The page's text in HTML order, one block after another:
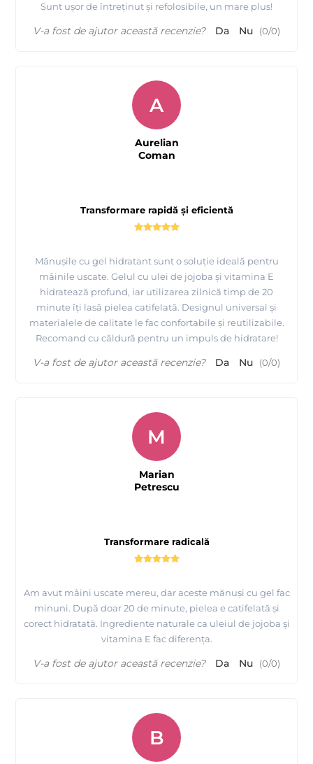
Sunt ușor de întreținut și refolosibile, un mare plus!
V-a fost de ajutor această recenzie? Da Nu (0/0)
Transformare rapidă și eficientă
Mănușile cu gel hidratant sunt o soluție ideală pentru
mâinile uscate. Gelul cu ulei de jojoba și vitamina E
hidratează profund, iar utilizarea zilnică timp de 20
minute îți lasă pielea catifelată. Designul universal și
materialele de calitate le fac confortabile și reutilizabile.
Recomand cu căldură pentru un impuls de hidratare!
A
Aurelian
Coman
V-a fost de ajutor această recenzie? Da Nu (0/0)
Transformare radicală
Am avut mâini uscate mereu, dar aceste mănuși cu gel fac
minuni. După doar 20 de minute, pielea e catifelată și
corect hidratată. Ingrediente naturale ca uleiul de jojoba și
vitamina E fac diferența.
M
Marian
Petrescu
V-a fost de ajutor această recenzie? Da Nu (0/0)
B